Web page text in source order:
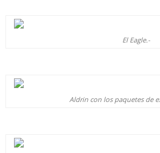
El Eagle.-
Aldrin con los paquetes de